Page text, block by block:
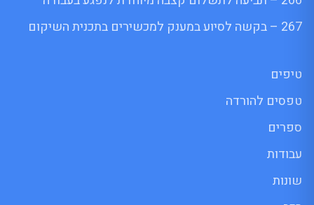
267 – בקשה לסיוע במענק למכשירים בתכנית השיקום
טיפים
טפסים להורדה
ספרים
עבודות
שונות